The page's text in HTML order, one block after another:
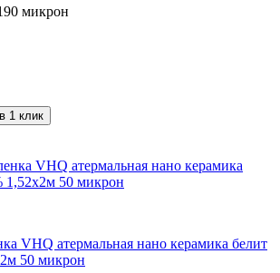
микрон
1 клик
VHQ атермальная нано керамика белит
50 микрон